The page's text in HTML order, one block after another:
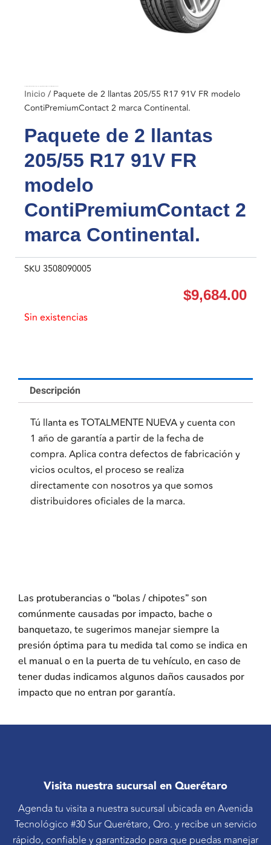
Inicio/ Paquete de 2 llantas 205/55 R17 91V FR modelo
ContiPremiumContact 2 marca Continental.
Paquete de 2 llantas
205/55 R17 91V FR
modelo
ContiPremiumContact 2
marca Continental.
SKU 3508090005
$9,684.00
Sin existencias
Descripción
Tú llanta es TOTALMENTE NUEVA y cuenta con
1 año de garantía a partir de la fecha de
compra. Aplica contra defectos de fabricación y
vicios ocultos, el proceso se realiza
directamente con nosotros ya que somos
distribuidores oficiales de la marca.
Las protuberancias o “bolas / chipotes” son
comúnmente causadas por impacto, bache o
banquetazo, te sugerimos manejar siempre la
presión óptima para tu medida tal como se indica en
el manual o en la puerta de tu vehículo, en caso de
tener dudas indicamos algunos daños causados por
impacto que no entran por garantía.
Visita nuestra sucursal en Querétaro
Agenda tu visita a nuestra sucursal ubicada en Avenida
Tecnológico #30 Sur Querétaro, Qro. y recibe un servicio
rápido, confiable y garantizado para que puedas manejar